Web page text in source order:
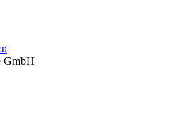
GmbH